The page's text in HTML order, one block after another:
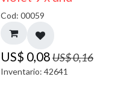
Cod: 00059
US$ 0,08US$0,16
Inventario: 42641